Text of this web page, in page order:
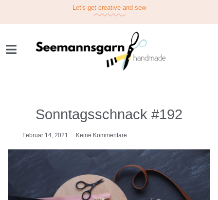
Let's get creative and sew
Sonntagsschnack #192
Februar 14, 2021 Keine Kommentare